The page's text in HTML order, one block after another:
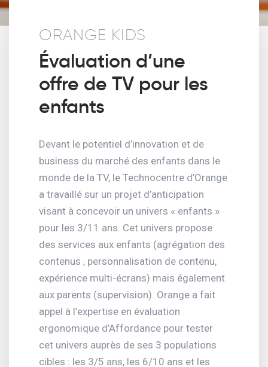
ORANGE KIDS
Évaluation d’une
offre de TV pour les
enfants
Devant le potentiel d’innovation et de
business du marché des enfants dans le
monde de la TV, le Technocentre d’Orange
a travaillé sur un projet d’anticipation
visant à concevoir un univers « enfants »
pour les 3/11 ans. Cet univers propose
des services aux enfants (agrégation des
contenus , personnalisation de contenu,
expérience multi-écrans) mais également
aux parents (supervision). Orange a fait
appel à l’expertise en évaluation
ergonomique d’Affordance pour tester
cet univers auprès de ses 3 populations
cibles : les 3/5 ans, les 6/10 ans et les